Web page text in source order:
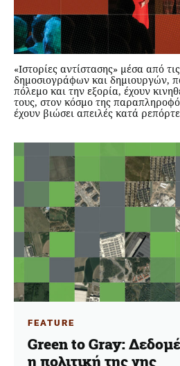
«Ιστορίες αντίστασης» μέσα από
δημοσιογράφων και δημιουργών,
πόλεμο και την εξορία, έχουν
τους, στον κόσμο της
έχουν βιώσει απειλές κατά
FEATURE
Green to Gray:
η πολιτική της γης